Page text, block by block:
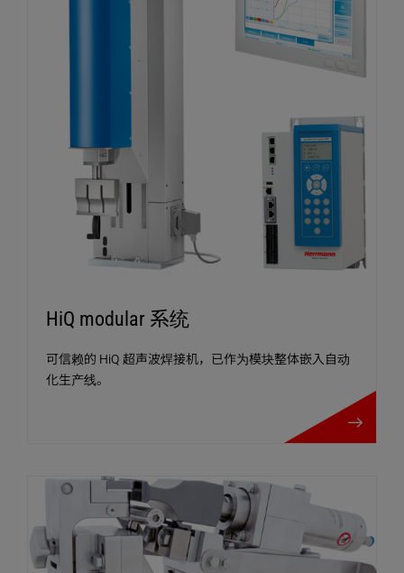
HiQ modular 系统
可信赖的 HiQ 超声波焊接机，已作为模块整体嵌入自动
化生产线。
HiQ modular 系统